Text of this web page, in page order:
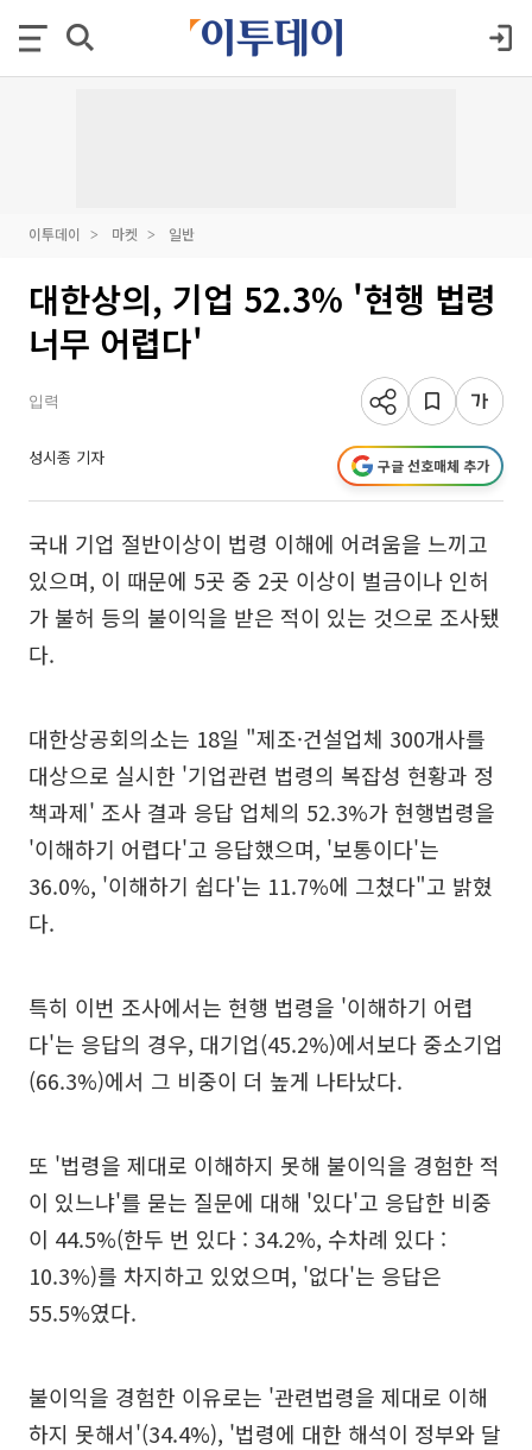
이투데이 마켓 일반
대한상의, 기업 52.3% '현행 법령
너무 어렵다'
입력
성시종 기자 구글 선호매체 추가
국내 기업 절반이상이 법령 이해에 어려움을 느끼고
있으며, 이 때문에 5곳 중 2곳 이상이 벌금이나 인허
가 불허 등의 불이익을 받은 적이 있는 것으로 조사됐
다.
대한상공회의소는 18일 "제조·건설업체 300개사를
대상으로 실시한 '기업관련 법령의 복잡성 현황과 정
책과제' 조사 결과 응답 업체의 52.3%가 현행법령을
'이해하기 어렵다'고 응답했으며, '보통이다'는
36.0%, '이해하기 쉽다'는 11.7%에 그쳤다"고 밝혔
다.
특히 이번 조사에서는 현행 법령을 '이해하기 어렵
다'는 응답의 경우, 대기업(45.2%)에서보다 중소기업
(66.3%)에서 그 비중이 더 높게 나타났다.
또 '법령을 제대로 이해하지 못해 불이익을 경험한 적
이 있느냐'를 묻는 질문에 대해 '있다'고 응답한 비중
이 44.5%(한두 번 있다 : 34.2%, 수차례 있다 :
10.3%)를 차지하고 있었으며, '없다'는 응답은
55.5%였다.
불이익을 경험한 이유로는 '관련법령을 제대로 이해
하지 못해서'(34.4%), '법령에 대한 해석이 정부와 달